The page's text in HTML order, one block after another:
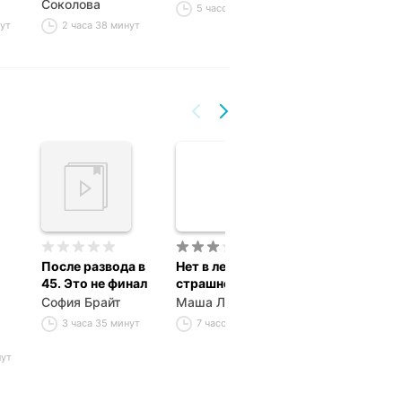
Соколова
2 часа 38 минут
5 часов 51 минута
После развода в
45. Это не финал
София Брайт
3 часа 35 минут
Нет в лесу
страшнее зверя
Маша Ловыгина
7 часов 37 минут